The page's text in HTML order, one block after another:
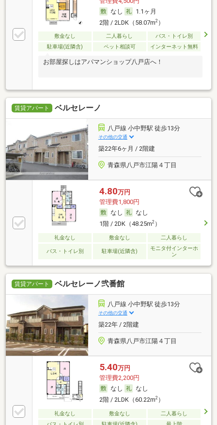
なし
1.1ヶ月
2階 / 2LDK（58.07m2）
敷金なし 二人暮らし
バス・トイレ別
駐車場(近隣含)
ペット相談可 インターネット無料
お部屋探しはアパマンショップ八戸店へ！
賃貸アパート ベルセレーノ
八戸線 小中野駅 徒歩13分
その他の交通
築22年6ヶ月 / 2階建
青森県八戸市江陽４丁目
4.80万円
管理費1,800円
なし
なし
1階 / 2DK（48.25m2）
礼金なし 敷金なし 二人暮らし
バス・トイレ別 駐車場(近隣含)
モニタ付インターホ
ン
賃貸アパート ベルセレーノ弐番館
八戸線 小中野駅 徒歩13分
その他の交通
築22年 / 2階建
青森県八戸市江陽４丁目
5.40万円
管理費2,200円
なし
なし
2階 / 2LDK（60.22m2）
礼金なし 敷金なし
二人暮らし